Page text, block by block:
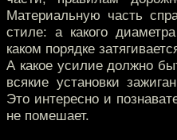
Материальную часть
стиле: а какого
каком порядке
А какое усилие должно
всякие установки
Это интересно и
не помешает.